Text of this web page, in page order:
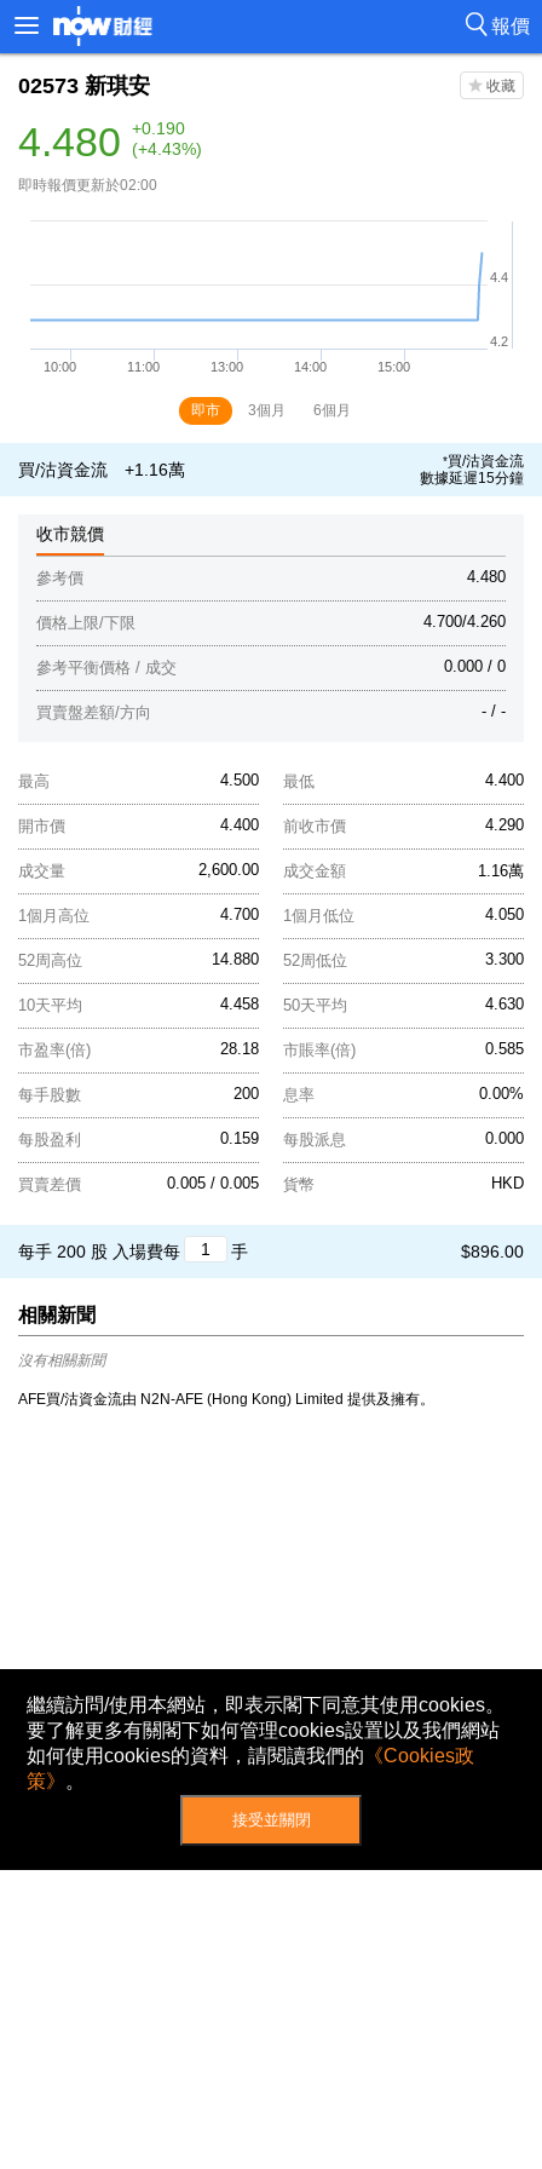
報價
02573 新琪安
4.480
+0.190
(+4.43%)
即時報價更新於02:00
即市 3個月 6個月
買/沽資金流 +1.16萬 *買/沽資金流
數據延遲15分鐘
收市競價
4.480
參考價
4.700/4.260
價格上限/下限
0.000 / 0
參考平衡價格 / 成交
- / -
買賣盤差額/方向
4.500
最高 4.400
最低
4.400
開市價 4.290
前收市價
2,600.00
成交量 1.16萬
成交金額
4.700
1個月高位 4.050
1個月低位
14.880
52周高位 3.300
52周低位
4.458
10天平均 4.630
50天平均
28.18
市盈率(倍) 0.585
市賬率(倍)
200
每手股數 0.00%
息率
0.159
每股盈利 0.000
每股派息
0.005 / 0.005
買賣差價 HKD
貨幣
$896.00
每手 200 股 入場費每 手
相關新聞
沒有相關新聞
AFE買/沽資金流由 N2N-AFE (Hong Kong) Limited 提供及擁有。
繼續訪問/使用本網站，即表示閣下同意其使用cookies。
要了解更多有關閣下如何管理cookies設置以及我們網站
如何使用cookies的資料，請閱讀我們的 《Cookies政
策》 。
接受並關閉